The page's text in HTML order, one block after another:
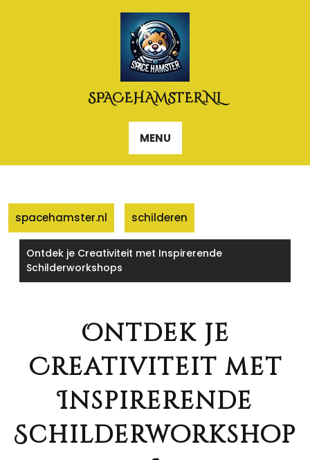
SPACEHAMSTER.NL
MENU
spacehamster.nl schilderen
Ontdek je Creativiteit met Inspirerende
Schilderworkshops
Ontdek je
Creativiteit met
Inspirerende
Schilderworkshop